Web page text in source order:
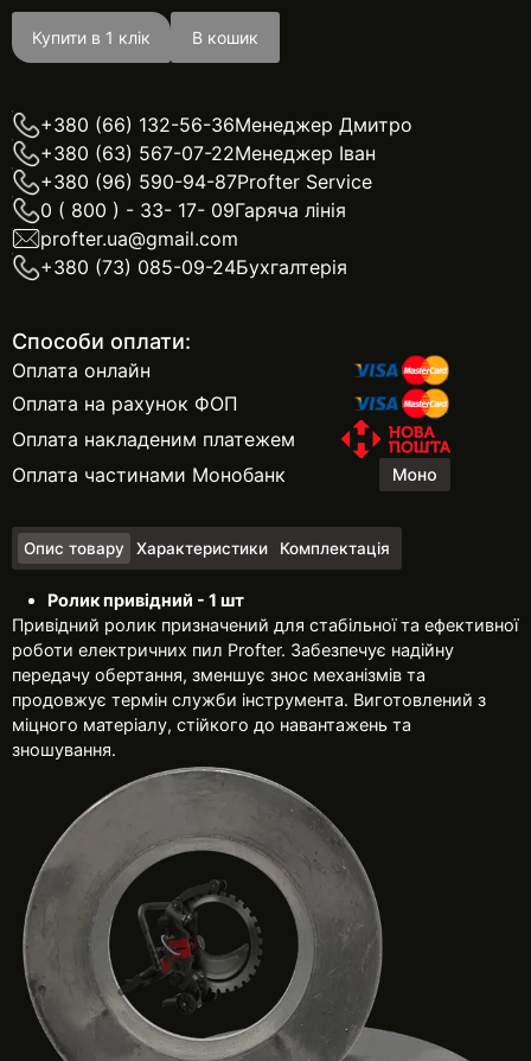
Купити в 1 клік В кошик
+380 (66) 132-56-36Менеджер Дмитро
+380 (63) 567-07-22Менеджер Іван
+380 (96) 590-94-87Profter Service
0 ( 800 ) - 33- 17- 09Гаряча лінія
profter.ua@gmail.com
+380 (73) 085-09-24Бухгалтерія
Способи оплати:
Оплата онлайн
Оплата на рахунок ФОП
Оплата накладеним платежем
Оплата частинами Монобанк
Опис товару Характеристики Комплектація
Ролик привідний - 1 шт
Привідний ролик призначений для стабільної та ефективної
роботи електричних пил Profter. Забезпечує надійну
передачу обертання, зменшує знос механізмів та
продовжує термін служби інструмента. Виготовлений з
міцного матеріалу, стійкого до навантажень та
зношування.